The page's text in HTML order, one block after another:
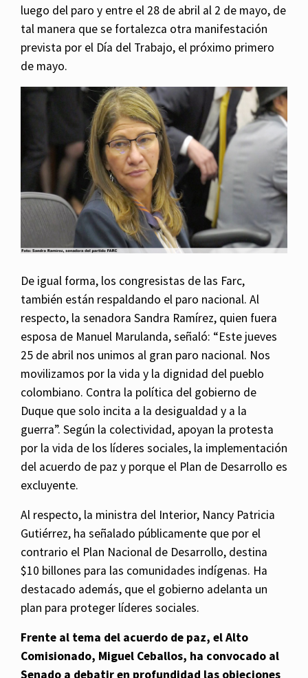
luego del paro y entre el 28 de abril al 2 de mayo, de
tal manera que se fortalezca otra manifestación
prevista por el Día del Trabajo, el próximo primero
de mayo.
De igual forma, los congresistas de las Farc,
también están respaldando el paro nacional. Al
respecto, la senadora Sandra Ramírez, quien fuera
esposa de Manuel Marulanda, señaló: “Este jueves
25 de abril nos unimos al gran paro nacional. Nos
movilizamos por la vida y la dignidad del pueblo
colombiano. Contra la política del gobierno de
Duque que solo incita a la desigualdad y a la
guerra”. Según la colectividad, apoyan la protesta
por la vida de los líderes sociales, la implementación
del acuerdo de paz y porque el Plan de Desarrollo es
excluyente.
Al respecto, la ministra del Interior, Nancy Patricia
Gutiérrez, ha señalado públicamente que por el
contrario el Plan Nacional de Desarrollo, destina
$10 billones para las comunidades indígenas. Ha
destacado además, que el gobierno adelanta un
plan para proteger líderes sociales.
Frente al tema del acuerdo de paz, el Alto
Comisionado, Miguel Ceballos, ha convocado al
Senado a debatir en profundidad las objeciones